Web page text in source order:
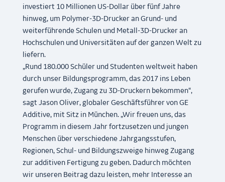
investiert 10 Millionen US-Dollar über fünf Jahre
hinweg, um Polymer-3D-Drucker an Grund- und
weiterführende Schulen und Metall-3D-Drucker an
Hochschulen und Universitäten auf der ganzen Welt zu
liefern.
„Rund 180.000 Schüler und Studenten weltweit haben
durch unser Bildungsprogramm, das 2017 ins Leben
gerufen wurde, Zugang zu 3D-Druckern bekommen“,
sagt Jason Oliver, globaler Geschäftsführer von GE
Additive, mit Sitz in München. „Wir freuen uns, das
Programm in diesem Jahr fortzusetzen und jungen
Menschen über verschiedene Jahrgangsstufen,
Regionen, Schul- und Bildungszweige hinweg Zugang
zur additiven Fertigung zu geben. Dadurch möchten
wir unseren Beitrag dazu leisten, mehr Interesse an